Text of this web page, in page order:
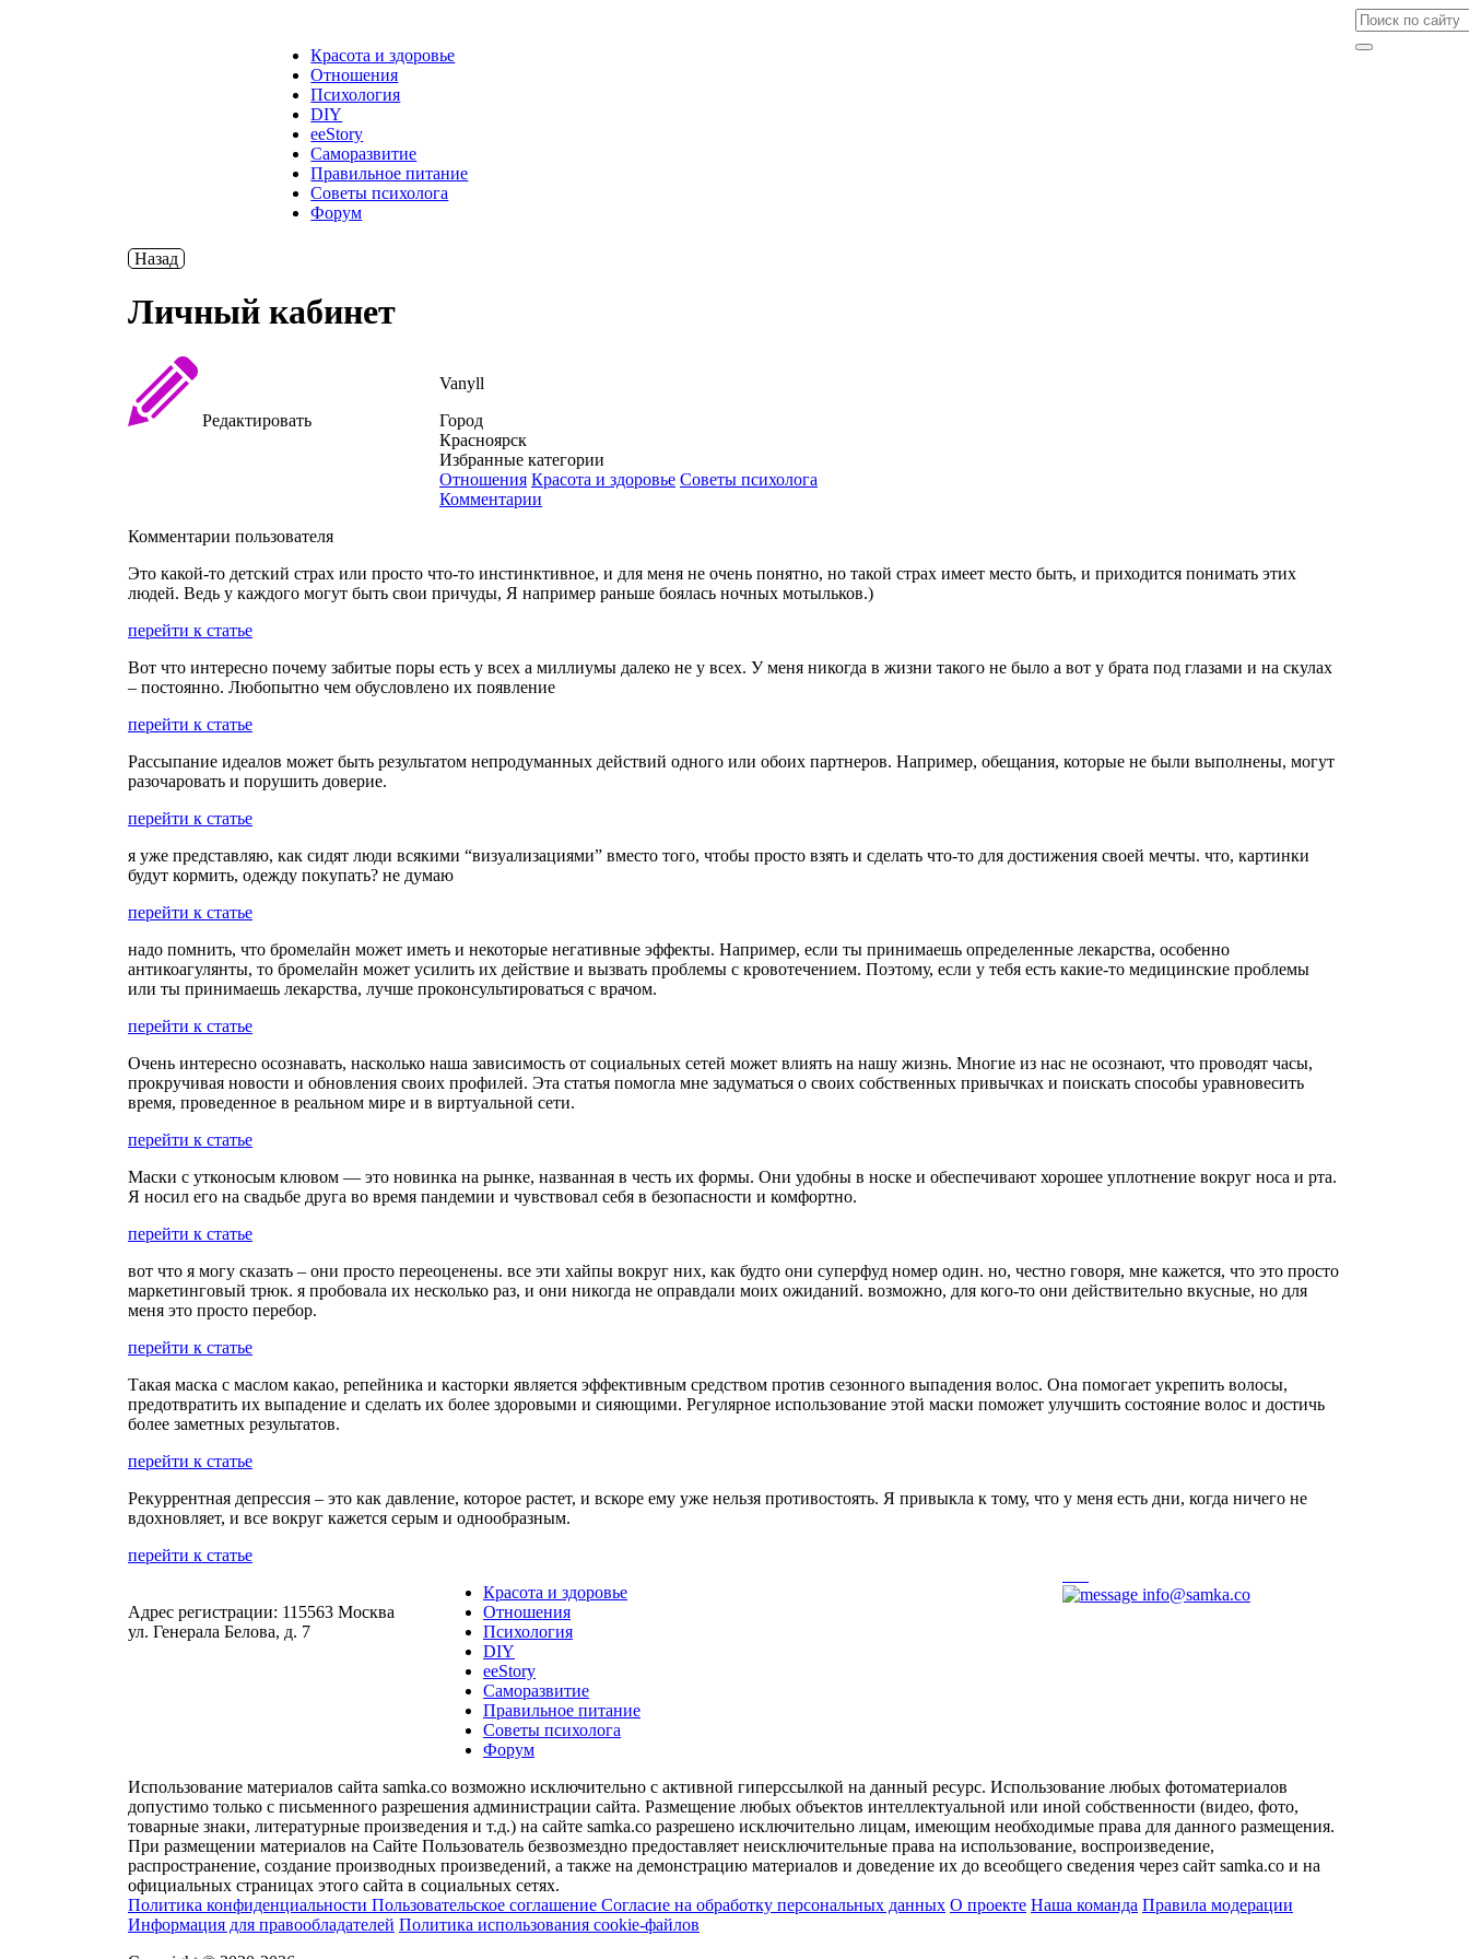
Красота и здоровье
Отношения
Психология
DIY
ееStory
Саморазвитие
Правильное питание
Советы психолога
Форум
Назад
Личный кабинет
Редактировать
Vanyll
Город
Красноярск
Избранные категории
Отношения Красота и здоровье Советы психолога
Комментарии
Комментарии пользователя
Это какой-то детский страх или просто что-то инстинктивное, и для меня не очень понятно, но такой страх имеет место быть, и приходится понимать этих
людей. Ведь у каждого могут быть свои причуды, Я например раньше боялась ночных мотыльков.)
перейти к статье
Вот что интересно почему забитые поры есть у всех а миллиумы далеко не у всех. У меня никогда в жизни такого не было а вот у брата под глазами и на скулах
– постоянно. Любопытно чем обусловлено их появление
перейти к статье
Рассыпание идеалов может быть результатом непродуманных действий одного или обоих партнеров. Например, обещания, которые не были выполнены, могут
разочаровать и порушить доверие.
перейти к статье
я уже представляю, как сидят люди всякими “визуализациями” вместо того, чтобы просто взять и сделать что-то для достижения своей мечты. что, картинки
будут кормить, одежду покупать? не думаю
перейти к статье
надо помнить, что бромелайн может иметь и некоторые негативные эффекты. Например, если ты принимаешь определенные лекарства, особенно
антикоагулянты, то бромелайн может усилить их действие и вызвать проблемы с кровотечением. Поэтому, если у тебя есть какие-то медицинские проблемы
или ты принимаешь лекарства, лучше проконсультироваться с врачом.
перейти к статье
Очень интересно осознавать, насколько наша зависимость от социальных сетей может влиять на нашу жизнь. Многие из нас не осознают, что проводят часы,
прокручивая новости и обновления своих профилей. Эта статья помогла мне задуматься о своих собственных привычках и поискать способы уравновесить
время, проведенное в реальном мире и в виртуальной сети.
перейти к статье
Маски с утконосым клювом — это новинка на рынке, названная в честь их формы. Они удобны в носке и обеспечивают хорошее уплотнение вокруг носа и рта.
Я носил его на свадьбе друга во время пандемии и чувствовал себя в безопасности и комфортно.
перейти к статье
вот что я могу сказать – они просто переоценены. все эти хайпы вокруг них, как будто они суперфуд номер один. но, честно говоря, мне кажется, что это просто
маркетинговый трюк. я пробовала их несколько раз, и они никогда не оправдали моих ожиданий. возможно, для кого-то они действительно вкусные, но для
меня это просто перебор.
перейти к статье
Такая маска с маслом какао, репейника и касторки является эффективным средством против сезонного выпадения волос. Она помогает укрепить волосы,
предотвратить их выпадение и сделать их более здоровыми и сияющими. Регулярное использование этой маски поможет улучшить состояние волос и достичь
более заметных результатов.
перейти к статье
Рекуррентная депрессия – это как давление, которое растет, и вскоре ему уже нельзя противостоять. Я привыкла к тому, что у меня есть дни, когда ничего не
вдохновляет, и все вокруг кажется серым и однообразным.
перейти к статье
Адрес регистрации: 115563 Москва
ул. Генерала Белова, д. 7
Красота и здоровье
Отношения
Психология
DIY
ееStory
Саморазвитие
Правильное питание
Советы психолога
Форум
info@samka.co
Использование материалов сайта samka.co возможно исключительно с активной гиперссылкой на данный ресурс. Использование любых фотоматериалов
допустимо только с письменного разрешения администрации сайта. Размещение любых объектов интеллектуальной или иной собственности (видео, фото,
товарные знаки, литературные произведения и т.д.) на сайте samka.co разрешено исключительно лицам, имеющим необходимые права для данного размещения.
При размещении материалов на Сайте Пользователь безвозмездно предоставляет неисключительные права на использование, воспроизведение,
распространение, создание производных произведений, а также на демонстрацию материалов и доведение их до всеобщего сведения через сайт samka.co и на
официальных страницах этого сайта в социальных сетях.
Политика конфиденциальности Пользовательское соглашение Согласие на обработку персональных данных О проекте Наша команда Правила модерации
Информация для правообладателей Политика использования cookie-файлов